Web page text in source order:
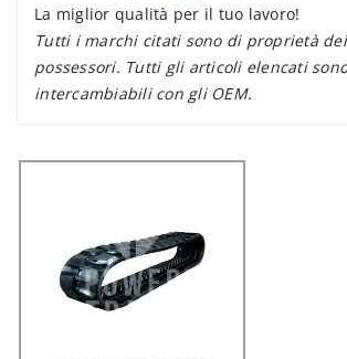
La miglior qualità per il tuo lavoro!
Tutti i marchi citati sono di proprietà
possessori. Tutti gli articoli elencati sono
intercambiabili con gli OEM.